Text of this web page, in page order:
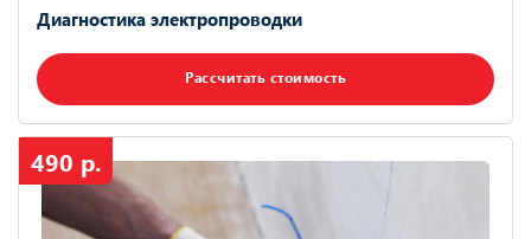
Диагностика электропроводки
Рассчитать стоимость
490 р.